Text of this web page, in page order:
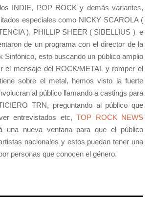
INDIE, POP ROCK y demás variantes,
especiales como NICKY SCAROLA (
), PHILLIP SHEER ( SIBELLIUS ) e
de un programa con el director de la
Sinfónico, esto buscando un público amplio
el mensaje del ROCK/METAL y romper el
sobre el metal, hemos visto la fuerte
al público llamando a castings para
TRN, preguntando al público que
entrevistados etc,TOP ROCK NEWS
una nueva ventana para que el público
nacionales y estos puedan tener una
personas que conocen el género.